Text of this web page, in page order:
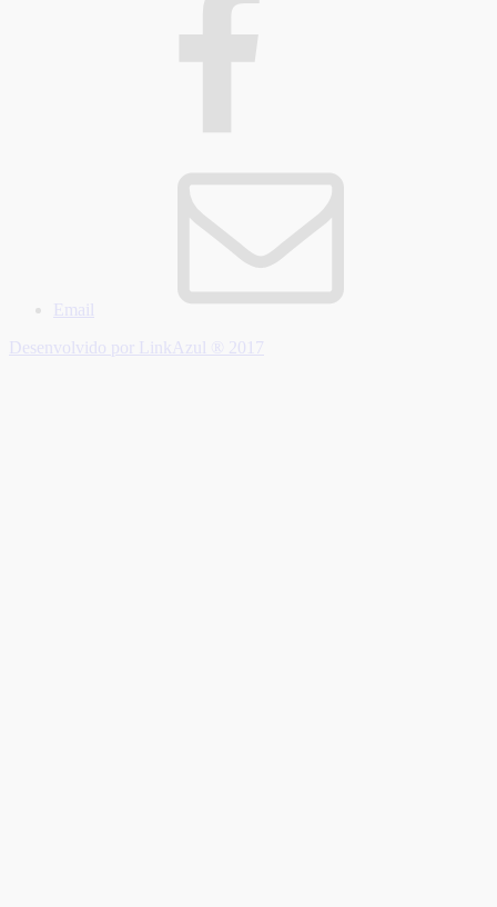
Email
Desenvolvido por LinkAzul ® 2017